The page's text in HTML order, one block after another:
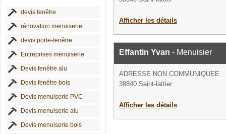
devis fenêtre
rénovation menuiserie
devis porte-fenêtre
Entreprises menuiserie
Devis fenêtre alu
Devis fenêtre bois
Devis menuiserie PVC
Devis menuiserie alu
Devis menuiserie bois
Afficher les détails
Effantin Yvan - Menuisier
ADRESSE NON COMMUNIQUEE
38840 Saint-lattier
Afficher les détails